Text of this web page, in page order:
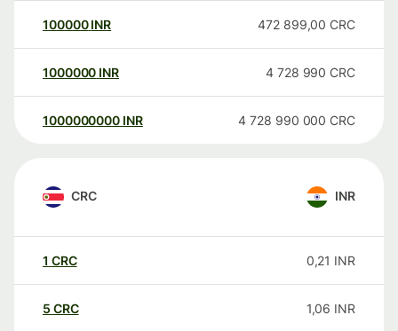
100000 INR 472 899,00 CRC
1000000 INR 4 728 990 CRC
1000000000 INR 4 728 990 000 CRC
CRC INR
1 CRC 0,21 INR
5 CRC 1,06 INR